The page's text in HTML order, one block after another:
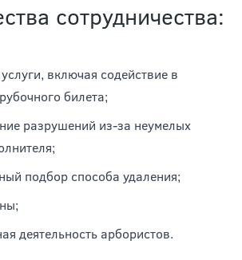
сотрудничества:
включая содействие в
билета;
разрушений из-за неумелых
подбор способа удаления;
деятельность арбористов.